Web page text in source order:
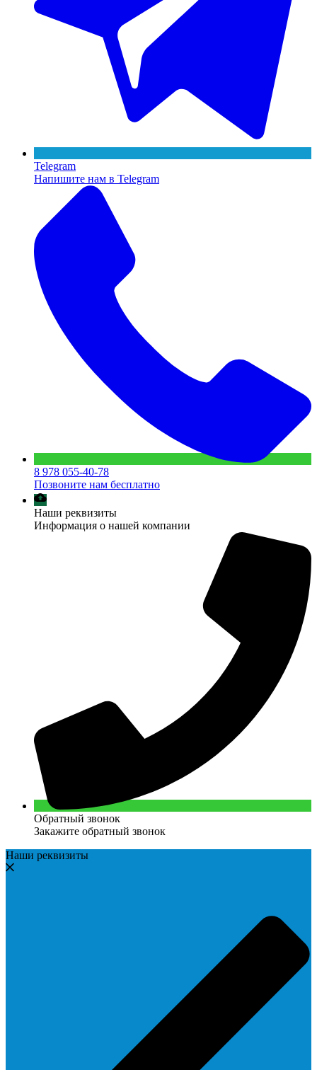
Telegram
Напишите нам в Telegram
8 978 055-40-78
Позвоните нам бесплатно
Наши реквизиты
Информация о нашей компании
Обратный звонок
Закажите обратный звонок
Наши реквизиты